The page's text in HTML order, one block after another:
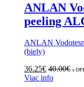
ANLAN
peeling
ANLAN
(biely)
36.25€ 40.00€ s
Viac info